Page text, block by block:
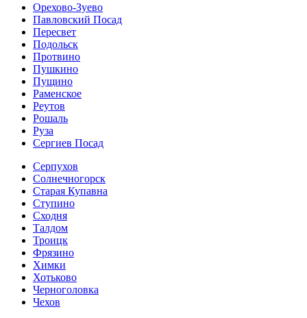
Орехово-Зуево
Павловский Посад
Пересвет
Подольск
Протвино
Пушкино
Пущино
Раменское
Реутов
Рошаль
Руза
Сергиев Посад
Серпухов
Солнечногорск
Старая Купавна
Ступино
Сходня
Талдом
Троицк
Фрязино
Химки
Хотьково
Черноголовка
Чехов